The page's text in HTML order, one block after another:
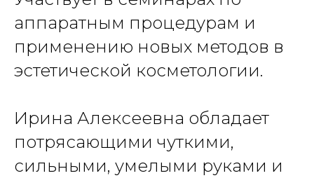
аппаратным процедурам и
применению новых методов в
эстетической косметологии.
Ирина Алексеевна обладает
потрясающими чуткими,
сильными, умелыми руками и